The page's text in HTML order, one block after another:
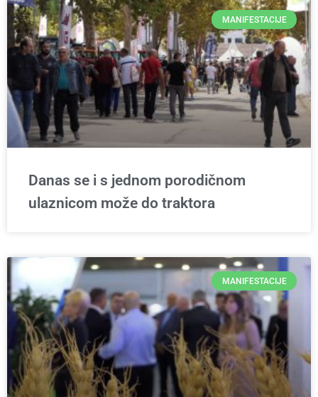
MANIFESTACIJE
Danas se i s jednom porodičnom
ulaznicom može do traktora
MANIFESTACIJE